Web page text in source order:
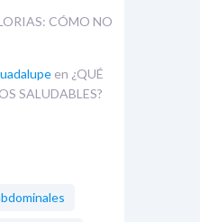
CÓMO NO
en ¿QUÉ
SALUDABLES?